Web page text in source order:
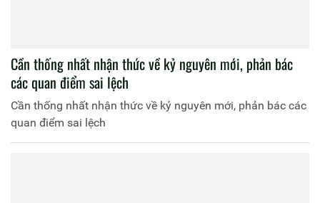
Cần thống nhất nhận thức về kỷ nguyên mới, phản bác
các quan điểm sai lệch
Cần thống nhất nhận thức về kỷ nguyên mới, phản bác các
quan điểm sai lệch